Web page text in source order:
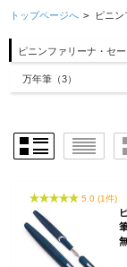
トップページへ > ピニ
ピニンファリーナ・セ
万年筆（3）
5.0 (1件)